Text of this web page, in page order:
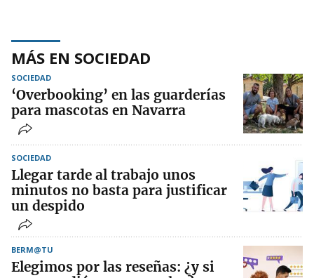
MÁS EN SOCIEDAD
SOCIEDAD
‘Overbooking’ en las guarderías
para mascotas en Navarra
SOCIEDAD
Llegar tarde al trabajo unos
minutos no basta para justificar
un despido
BERM@TU
Elegimos por las reseñas: ¿y si